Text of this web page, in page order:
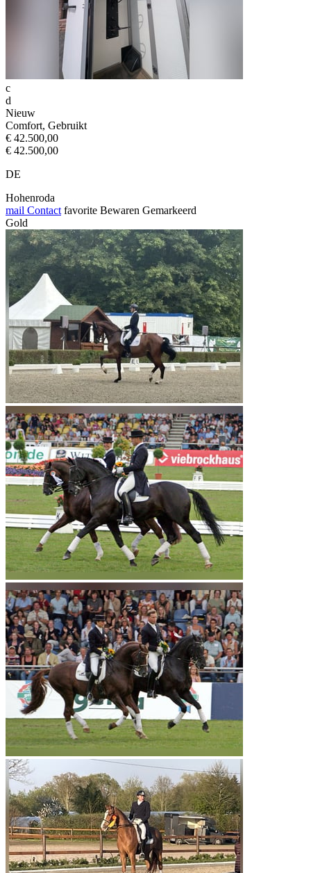
c
d
Nieuw
Comfort, Gebruikt
€ 42.500,00
€ 42.500,00
DE
Hohenroda
mail Contact favorite Bewaren Gemarkeerd
Gold